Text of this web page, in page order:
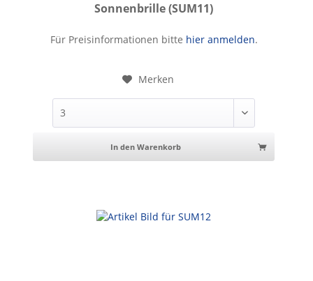
Sonnenbrille (SUM11)
Sonnenbrille
Für Preisinformationen bitte hier anmelden.
Merken
In den Warenkorb